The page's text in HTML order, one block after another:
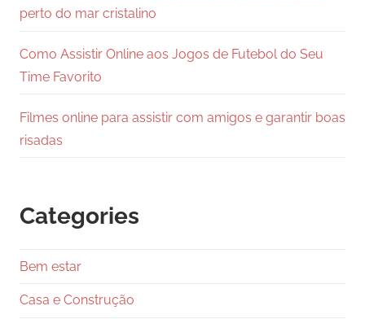
perto do mar cristalino
Como Assistir Online aos Jogos de Futebol do Seu
Time Favorito
Filmes online para assistir com amigos e garantir boas
risadas
Categories
Bem estar
Casa e Construção